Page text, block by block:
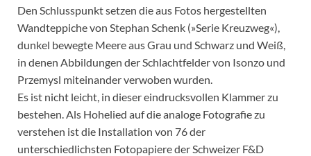
Den Schlusspunkt setzen die aus Fotos hergestellten
Wandteppiche von Stephan Schenk (»Serie Kreuzweg«),
dunkel bewegte Meere aus Grau und Schwarz und Weiß,
in denen Abbildungen der Schlachtfelder von Isonzo und
Przemysl miteinander verwoben wurden.
Es ist nicht leicht, in dieser eindrucksvollen Klammer zu
bestehen. Als Hohelied auf die analoge Fotografie zu
verstehen ist die Installation von 76 der
unterschiedlichsten Fotopapiere der Schweizer F&D